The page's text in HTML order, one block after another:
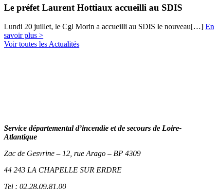
Le préfet Laurent Hottiaux accueilli au SDIS
Lundi 20 juillet, le Cgl Morin a accueilli au SDIS le nouveau[…] En
savoir plus >
Voir toutes les Actualités
Service départemental d’incendie et de secours de Loire-
Atlantique
Zac de Gesvrine – 12, rue Arago – BP 4309
44 243 LA CHAPELLE SUR ERDRE
Tel : 02.28.09.81.00